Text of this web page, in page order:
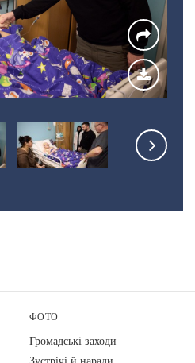
ФОТО
Громадські заходи